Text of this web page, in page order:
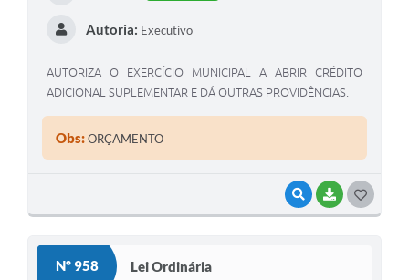
VISUALIZAR
BAIXAR
Autoria: Executivo
AUTORIZA O EXERCÍCIO MUNICIPAL A ABRIR CRÉDITO
ADICIONAL SUPLEMENTAR E DÁ OUTRAS PROVIDÊNCIAS.
Obs:ORÇAMENTO
Nº 958 Lei Ordinária